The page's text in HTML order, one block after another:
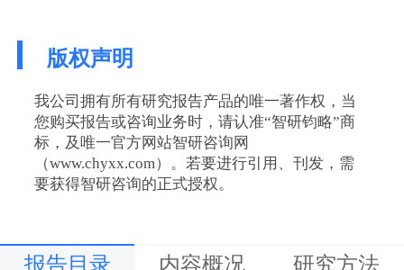
版权声明
我公司拥有所有研究报告产品的唯一著作权，当
您购买报告或咨询业务时，请认准“智研钧略”商
标，及唯一官方网站智研咨询网
（www.chyxx.com）。若要进行引用、刊发，需
要获得智研咨询的正式授权。
报告目录 内容概况 研究方法